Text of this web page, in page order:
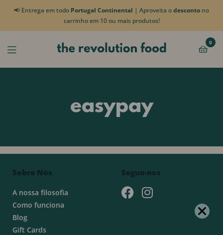
📢 Entrega em todo Portugal Continental | Aproveita odesconto no
carrinho em 10 ou mais produtos!
0
easypay
Sobre Nós
A nossa filosofia
Como funciona
Blog
Gift Cards
Segue-nos